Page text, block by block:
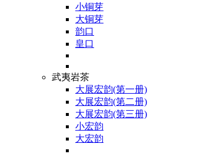
小铜芽
大铜芽
韵口
皇口
武夷岩茶
大展宏韵(第一册)
大展宏韵(第二册)
大展宏韵(第三册)
小宏韵
大宏韵